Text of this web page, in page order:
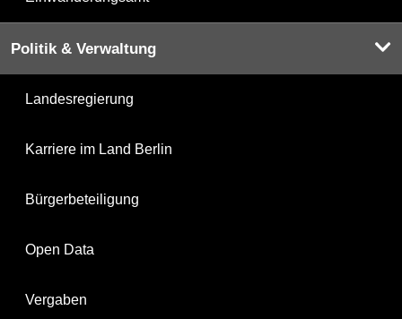
Politik & Verwaltung
Landesregierung
Karriere im Land Berlin
Bürgerbeteiligung
Open Data
Vergaben